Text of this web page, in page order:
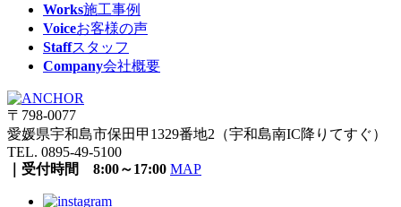
Works施工事例
Voiceお客様の声
Staffスタッフ
Company会社概要
〒798-0077
愛媛県宇和島市保田甲1329番地2（宇和島南IC降りてすぐ）
TEL. 0895-49-5100
｜受付時間 8:00～17:00 MAP